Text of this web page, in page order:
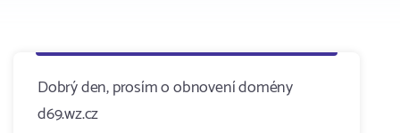
Dobrý den, prosím o obnovení domény
d69.wz.cz